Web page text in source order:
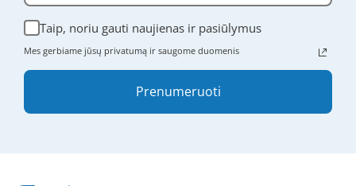
Taip, noriu gauti naujienas ir pasiūlymus
Mes gerbiame jūsų privatumą ir saugome duomenis
Prenumeruoti